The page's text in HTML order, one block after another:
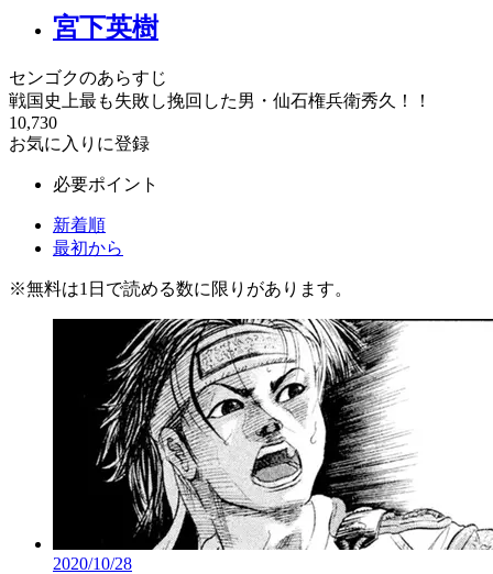
宮下英樹
センゴクのあらすじ
戦国史上最も失敗し挽回した男・仙石権兵衛秀久！！
10,730
お気に入りに登録
必要ポイント
新着順
最初から
※無料は1日で読める数に限りがあります。
2020/10/28